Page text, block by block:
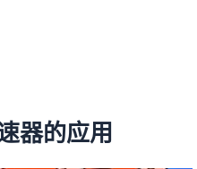
器的应用